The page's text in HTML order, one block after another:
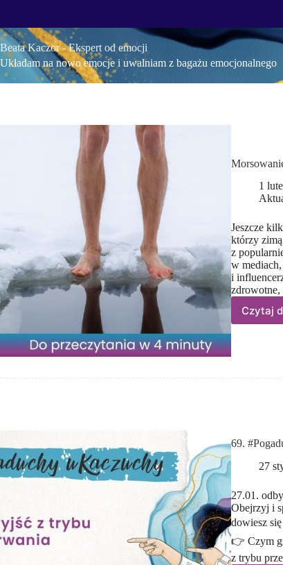
treści
Beata Kaczor - Ekspert od emocji
Układam na nowo emocje i uwalniam z bagażu emocjonalnego
1
Jeszcze
którzy
z
w
i
Czytaj
69.
27
27.01.
Obejrzyj i
dowiesz
👉 Czym
z trybu